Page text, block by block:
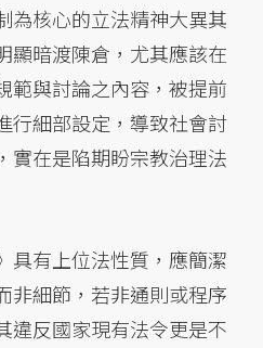
為核心的立法精神大異其
顯暗渡陳倉，尤其應該在
範與討論之內容，被提前
行細部設定，導致社會討
實在是陷期盼宗教治理法
具有上位法性質，應簡潔
非細節，若非通則或程序
違反國家現有法令更是不